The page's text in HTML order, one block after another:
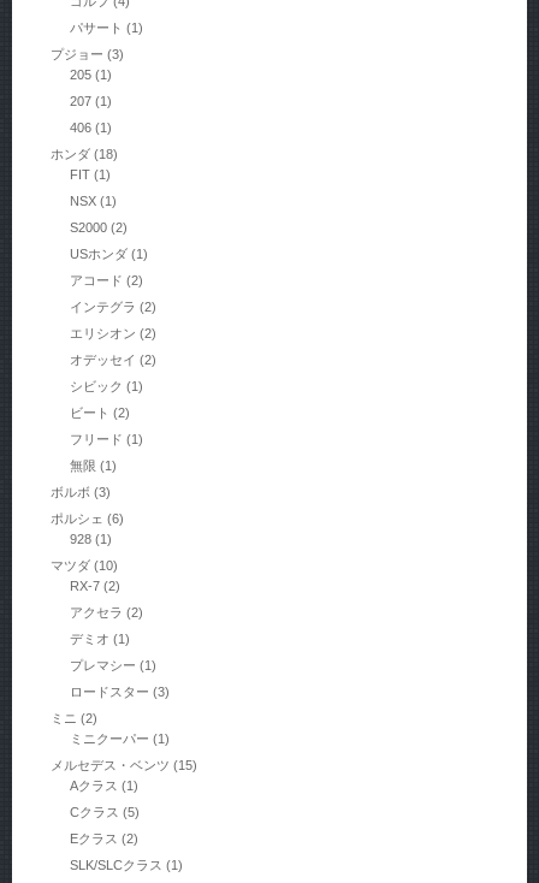
パサート (1)
プジョー (3)
205 (1)
207 (1)
406 (1)
ホンダ(18)
FIT (1)
NSX (1)
S2000 (2)
USホンダ (1)
アコード (2)
インテグラ (2)
エリシオン (2)
オデッセイ (2)
シビック (1)
ビート (2)
フリード (1)
無限 (1)
ボルボ (3)
ポルシェ (6)
928 (1)
マツダ(10)
RX-7 (2)
アクセラ (2)
デミオ (1)
プレマシー (1)
ロードスター (3)
ミニ (2)
ミニクーパー (1)
メルセデス・ベンツ (15)
Aクラス (1)
Cクラス (5)
Eクラス (2)
SLK/SLCクラス (1)